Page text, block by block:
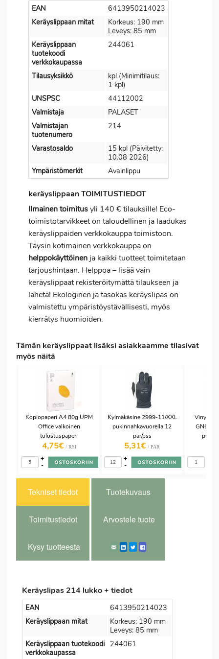
EAN
6413950214023
Keräyslippaan mitat
Korkeus: 190 mm
Leveys: 85 mm
Keräyslippaan
tuotekoodi
verkkokaupassa
244061
Tilausyksikkö
kpl (Minimitilaus:
1 kpl)
UNSPSC
44112002
Valmistaja
PALASET
Valmistajan
tuotenumero
214
Varastosaldo
15 kpl (Päivitetty:
10.08 2026)
Ympäristömerkit
Avainlippu
keräyslippaan TOIMITUSTIEDOT
Ilmainen toimitusyli 140 € tilauksille! Eco-
toimistotarvikkeet on taloudellinen ja laadukas
keräyslippaiden verkkokauppa toimistoon.
Täysin kotimainen verkkokauppa on
helppokäyttöinen ja kaikki tuotteet toimitetaan
tarjoushintaan. Helppoa – lisää vain
keräyslippaat rekisteröitymättä tilaukseen ja
lähetä! Ekologinen ja tasokas keräyslipas on
valmistettu ympäristöystävällisesti, myös
kierrätys huomioiden.
Tämän keräyslippaat lisäksi asiakkaamme tilasivat
myös näitä
Kopiopaperi A4 80g UPM
Office valkoinen
tulostuspaperi
4,75€ / RSI
-
+
Kylmäkäsine 2999-11/XXL
pukinnahkavuorella 12
par/pss
5,31€ / PAR
-
+
GN65 8/
Tekniset tiedot Tuotekuvaus
Toimitustiedot Arvostele tuote
Kysy tuotteesta
Keräyslipas 214 lukko + tiedot
EAN
6413950214023
Keräyslippaan mitat
Korkeus: 190 mm
Leveys: 85 mm
Keräyslippaan tuotekoodi
verkkokaupassa
244061